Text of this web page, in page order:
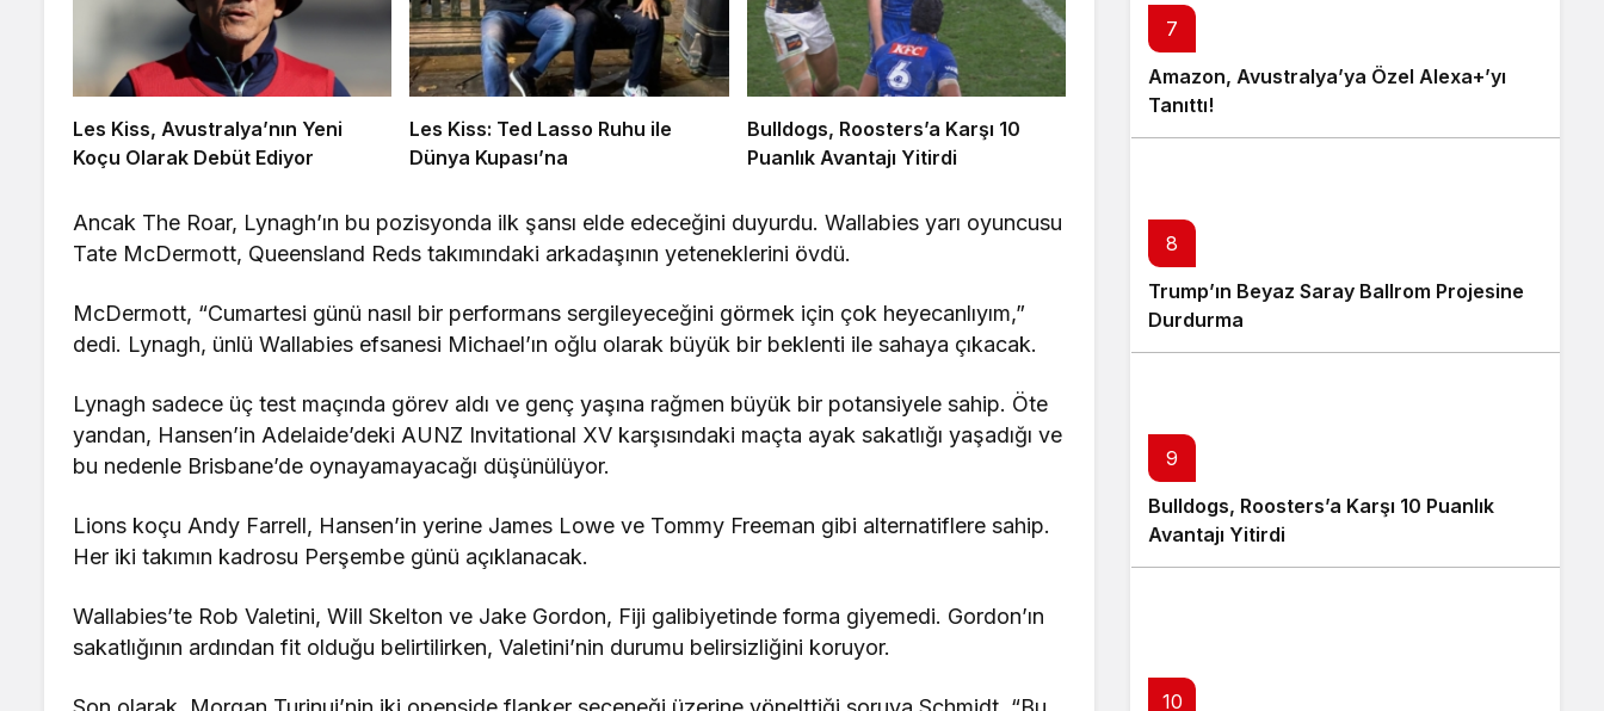
Les Kiss, Avustralya’nın Yeni
Koçu Olarak Debüt Ediyor
Les Kiss: Ted Lasso Ruhu ile
Dünya Kupası’na
Bulldogs, Roosters’a Karşı 10
Puanlık Avantajı Yitirdi
Ancak The Roar, Lynagh’ın bu pozisyonda ilk şansı elde edeceğini duyurdu. Wallabies yarı oyuncusu
Tate McDermott, Queensland Reds takımındaki arkadaşının yeteneklerini övdü.
McDermott, “Cumartesi günü nasıl bir performans sergileyeceğini görmek için çok heyecanlıyım,”
dedi. Lynagh, ünlü Wallabies efsanesi Michael’ın oğlu olarak büyük bir beklenti ile sahaya çıkacak.
Lynagh sadece üç test maçında görev aldı ve genç yaşına rağmen büyük bir potansiyele sahip. Öte
yandan, Hansen’in Adelaide’deki AUNZ Invitational XV karşısındaki maçta ayak sakatlığı yaşadığı ve
bu nedenle Brisbane’de oynayamayacağı düşünülüyor.
Lions koçu Andy Farrell, Hansen’in yerine James Lowe ve Tommy Freeman gibi alternatiflere sahip.
Her iki takımın kadrosu Perşembe günü açıklanacak.
Wallabies’te Rob Valetini, Will Skelton ve Jake Gordon, Fiji galibiyetinde forma giyemedi. Gordon’ın
sakatlığının ardından fit olduğu belirtilirken, Valetini’nin durumu belirsizliğini koruyor.
7
Amazon, Avustralya’ya Özel Alexa+’yı
Tanıttı!
8
Trump’ın Beyaz Saray Ballrom Projesine
Durdurma
9
Bulldogs, Roosters’a Karşı 10 Puanlık
Avantajı Yitirdi
10